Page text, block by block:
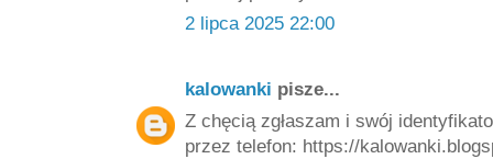
2 lipca 2025 22:00
kalowanki pisze...
Z chęcią zgłaszam i swój
przez telefon: https://